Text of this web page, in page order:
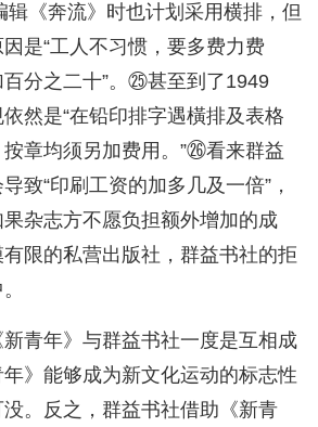
辑《奔流》时也计划采用横排，但
是“工人不习惯，要多费力费
分之二十”。㉕甚至到了1949
然是“在铅印排字遇橫排及表格
章均须另加费用。”㉖看来群益
致“印刷工资的加多几及一倍”，
杂志方不愿负担额外增加的成
限的私营出版社，群益书社的拒
青年》与群益书社一度是互相成
》能够成为新文化运动的标志性
。反之，群益书社借助《新青